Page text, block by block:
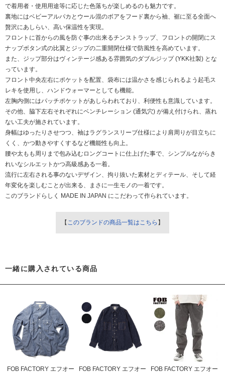
で着用者・使用用途等に応じた色落ちが楽しめるのも魅力です。
裏地にはベビーアルパカとウール混のボアをフード裏から袖、裾に至る全面へ
贅沢にあしらい、高い保温性を実現。
フロントに首からの風を防ぐ事の出来るチンストラップ、フロントの開閉にス
ナップボタン式の比翼とジップの二重開閉仕様で防風性を高めています。
また、ジップ部分はヴィンテージ感ある雰囲気のダブルジップ (YKK社製) とな
っています。
フロント中央左右にポケットを配置、袋布には温かさを感じられるよう起毛ス
レキを使用し、ハンドウォーマーとしても機能。
左胸内側にはパッチポケットがあしらわれており、利便性も意識しています。
その他、脇下左右それぞれにベンチレーション (通気穴) が備え付けられ、蒸れ
ない工夫が施されています。
身幅はゆったりさせつつ、袖はラグランスリーブ仕様により肩周りが目立ちに
くく、かつ動きやすくするなど機能性も向上。
腰や太もも周りまで包み込むロングコートに仕上げた事で、シンプルながらき
れいなシルエットかつ高級感ある一着。
流行に左右される事のないデザイン、拘り抜いた素材とディテール、そして経
年変化を楽しむことが出来る、まさに一生モノの一着です。
このブランドらしく MADE IN JAPAN にこだわって作られています。
【 このブランドの商品一覧はこちら 】
一緒に購入されている商品
FOB FACTORY エフオー
FOB FACTORY エフオー
FOB FACTORY エフオー